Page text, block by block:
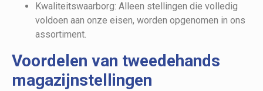
Kwaliteitswaarborg: Alleen stellingen die volledig
voldoen aan onze eisen, worden opgenomen in ons
assortiment.
Voordelen van tweedehands
magazijnstellingen